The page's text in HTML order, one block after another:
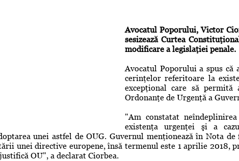
Avocatul Poporului, Victor
sesizează Curtea
modificare a legislaţiei penale.
Avocatul Poporului a spus că
cerinţelor referitoare la
excepţional care să permită
Ordonanţe de Urgenţă a
"Am constatat
existenţa urgenţei şi a
unei astfel de OUG. Guvernul menţionează în Nota de
unei directive europene, însă termenul este 1 aprilie 2018,
OU", a declarat Ciorbea.